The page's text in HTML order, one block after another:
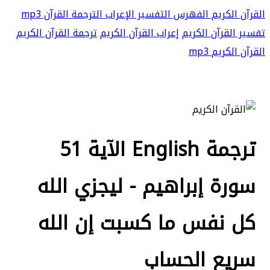
القرآن الكريمالفهرسالتفسيرالإعرابالترجمةالقرآن mp3
تفسير القرآن الكريمإعراب القرآن الكريمترجمة القرآن الكريم
القرآن الكريم mp3
ترجمة English الآية 51
سورة إبراهيم - ليجزي الله
كل نفس ما كسبت إن الله
سريع الحساب